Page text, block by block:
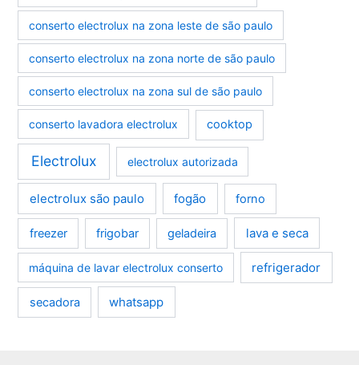
conserto electrolux na zona leste de são paulo
conserto electrolux na zona norte de são paulo
conserto electrolux na zona sul de são paulo
conserto lavadora electrolux cooktop
Electrolux electrolux autorizada
electrolux são paulo fogão forno
freezer frigobar geladeira lava e seca
máquina de lavar electrolux conserto refrigerador
secadora whatsapp